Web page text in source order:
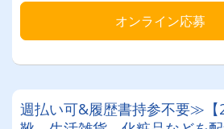
オンライン応募
週払い可&履歴書持参不要≫【